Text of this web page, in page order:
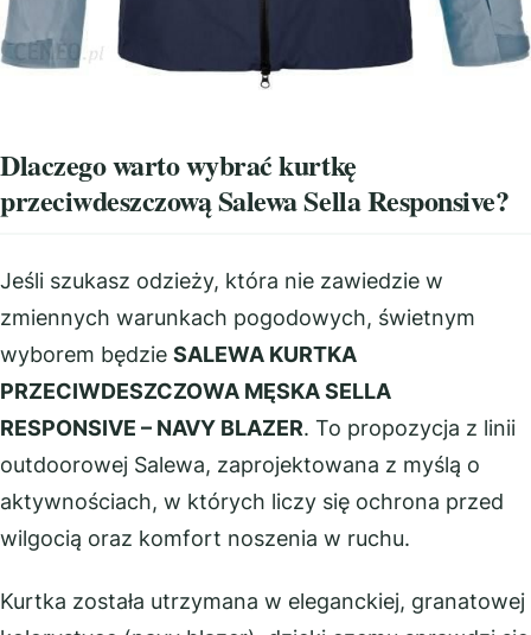
Dlaczego warto wybrać kurtkę
przeciwdeszczową Salewa Sella Responsive?
Jeśli szukasz odzieży, która nie zawiedzie w
zmiennych warunkach pogodowych, świetnym
wyborem będzie SALEWA KURTKA
PRZECIWDESZCZOWA MĘSKA SELLA
RESPONSIVE – NAVY BLAZER. To propozycja z linii
outdoorowej Salewa, zaprojektowana z myślą o
aktywnościach, w których liczy się ochrona przed
wilgocią oraz komfort noszenia w ruchu.
Kurtka została utrzymana w eleganckiej, granatowej